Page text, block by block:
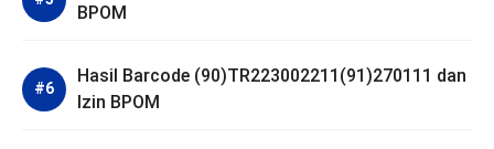
BPOM
Hasil Barcode (90)TR223002211(91)270111 dan
Izin BPOM